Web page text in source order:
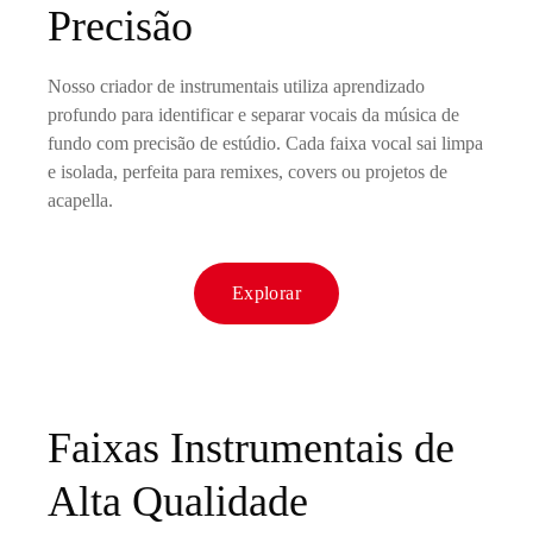
Precisão
Nosso criador de instrumentais utiliza aprendizado
profundo para identificar e separar vocais da música de
fundo com precisão de estúdio. Cada faixa vocal sai limpa
e isolada, perfeita para remixes, covers ou projetos de
acapella.
Explorar
Faixas Instrumentais de
Alta Qualidade